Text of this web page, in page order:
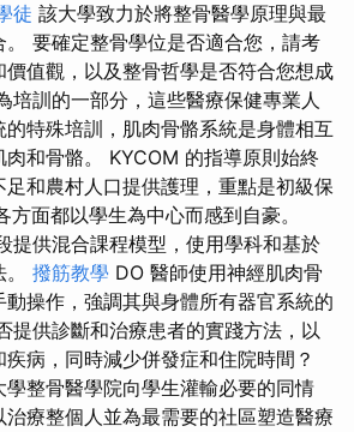
徒 該大學致力於將整骨醫學原理與最
。 要確定整骨學位是否適合您，請考
價值觀，以及整骨哲學是否符合您想成
培訓的一部分，這些醫療保健專業人
的特殊培訓，肌肉骨骼系統是身體相互
和骨骼。 KYCOM 的指導原則始終
足和農村人口提供護理，重點是初級保
面都以學生為中心而感到自豪。
提供混合課程模型，使用學科和基於
撥筋教學 DO 醫師使用神經肌肉骨
操作，強調其與身體所有器官系統的
提供診斷和治療患者的實踐方法，以
病，同時減少併發症和住院時間？
整骨醫學院向學生灌輸必要的同情
療整個人並為最需要的社區塑造醫療